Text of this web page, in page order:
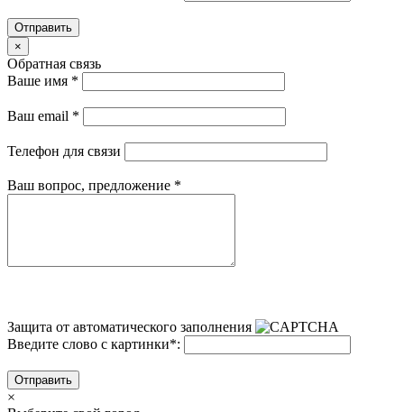
Отправить
×
Обратная связь
Ваше имя *
Ваш email *
Телефон для связи
Ваш вопрос, предложение *
Защита от автоматического заполнения
Введите слово с картинки*:
Отправить
×